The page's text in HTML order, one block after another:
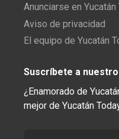
Anunciarse en Yucatán
Aviso de privacidad
El equipo de Yucatán
Suscríbete a
¿Enamorado de
mejor de Yucatán